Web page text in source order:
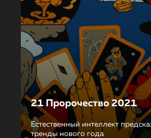
21 Пророчество 2021
Естественный интеллект
тренды нового года